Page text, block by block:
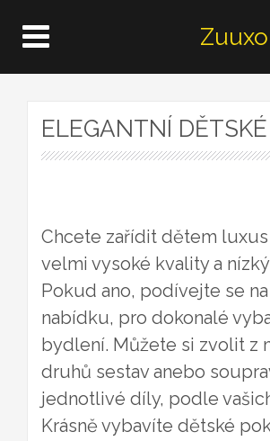
Zuuxo
ELEGANTNÍ
Chcete zařídit dětem
velmi vysoké kvality a
Pokud ano, podívejte se
nabídku, pro dokonalé
bydlení. Můžete si zvolit z
druhů sestav anebo
jednotlivé díly, podle
Krásně vybavíte dětské